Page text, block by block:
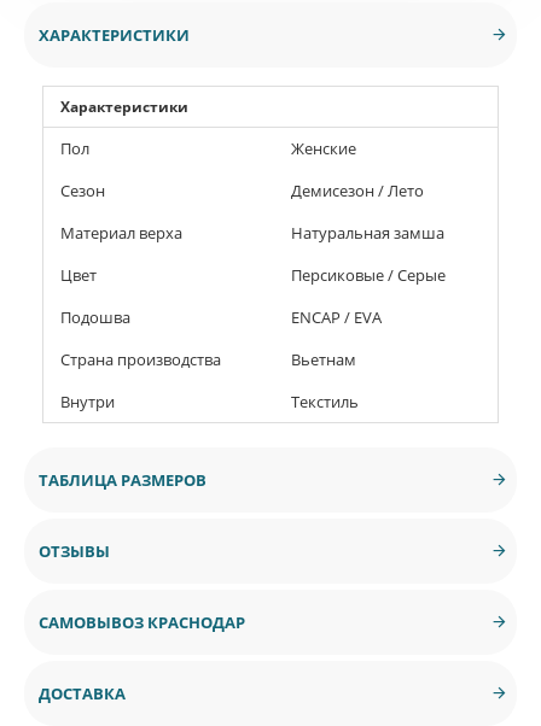
ХАРАКТЕРИСТИКИ
Характеристики
Пол
Женские
Сезон
Демисезон / Лето
Материал верха
Натуральная замша
Цвет
Персиковые / Серые
Подошва
ENCAP / EVA
Страна производства
Вьетнам
Внутри
Текстиль
ТАБЛИЦА РАЗМЕРОВ
ОТЗЫВЫ
САМОВЫВОЗ КРАСНОДАР
ДОСТАВКА